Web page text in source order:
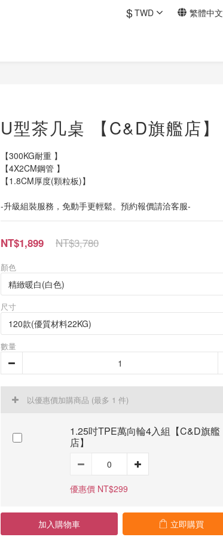
$TWD 繁體中文
U型茶几桌 【C&D旗艦店】
【300KG耐重 】
【4X2CM鋼管 】
【1.8CM厚度(顆粒板)】
-升級組裝服務，免動手更輕鬆。預約報價請洽客服-
NT$3,780
NT$1,899
顏色
尺寸
數量
以優惠價加購商品 (最多 1 件)
1.25吋TPE萬向輪4入組【C&D旗艦
店】
優惠價 NT$299
加入購物車 立即購買